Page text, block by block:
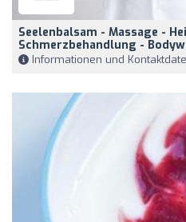
Seelenbalsam - Massage -
Schmerzbehandlung -
Informationen und